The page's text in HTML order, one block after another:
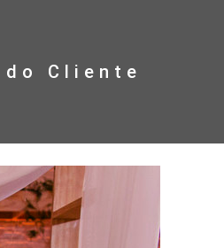
do Cliente